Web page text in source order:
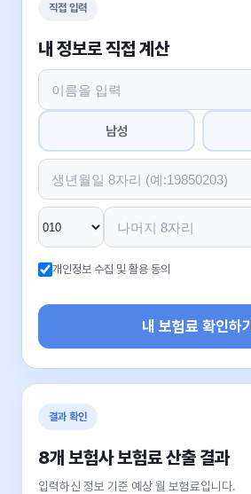
직접 입력
내 정보로 직접 계산
남성
개인정보 수집 및 활용 동의
내 보험료 확인하기
결과 확인
8개 보험사 보험료 산출 결과
입력하신 정보 기준 예상 월 보험료입니다.